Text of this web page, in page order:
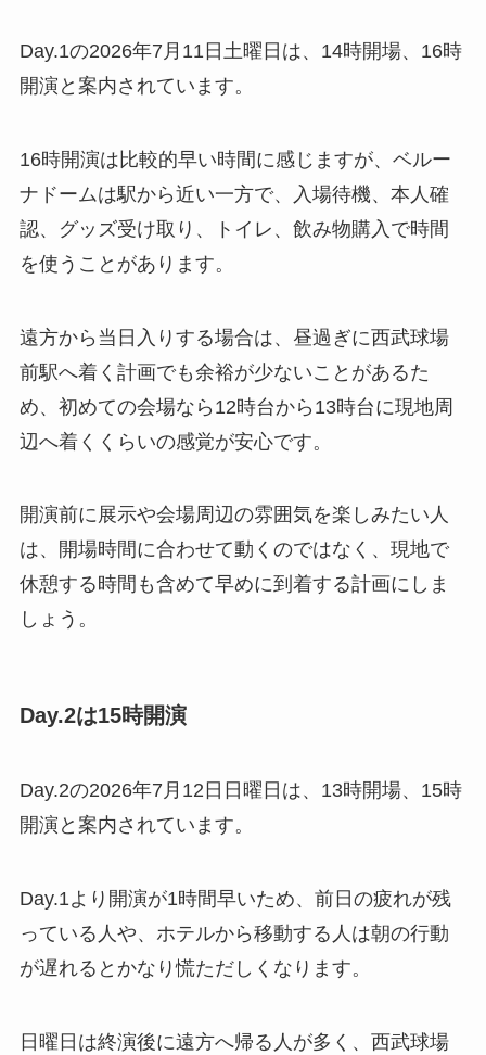
Day.1の2026年7月11日土曜日は、14時開場、16時
開演と案内されています。
16時開演は比較的早い時間に感じますが、ベルー
ナドームは駅から近い一方で、入場待機、本人確
認、グッズ受け取り、トイレ、飲み物購入で時間
を使うことがあります。
遠方から当日入りする場合は、昼過ぎに西武球場
前駅へ着く計画でも余裕が少ないことがあるた
め、初めての会場なら12時台から13時台に現地周
辺へ着くくらいの感覚が安心です。
開演前に展示や会場周辺の雰囲気を楽しみたい人
は、開場時間に合わせて動くのではなく、現地で
休憩する時間も含めて早めに到着する計画にしま
しょう。
Day.2は15時開演
Day.2の2026年7月12日日曜日は、13時開場、15時
開演と案内されています。
Day.1より開演が1時間早いため、前日の疲れが残
っている人や、ホテルから移動する人は朝の行動
が遅れるとかなり慌ただしくなります。
日曜日は終演後に遠方へ帰る人が多く、西武球場